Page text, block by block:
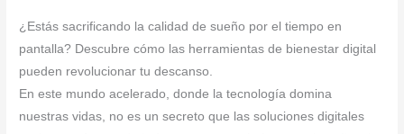
¿Estás sacrificando la calidad de sueño por el tiempo en
pantalla? Descubre cómo las herramientas de bienestar digital
pueden revolucionar tu descanso.
En este mundo acelerado, donde la tecnología domina
nuestras vidas, no es un secreto que las soluciones digitales